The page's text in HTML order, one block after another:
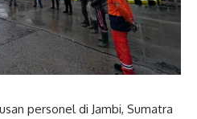
personel di Jambi, Sumatra